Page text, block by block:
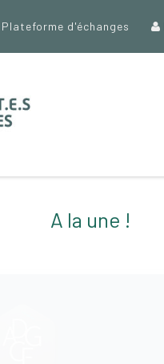
Plateforme d'échanges
A la une !